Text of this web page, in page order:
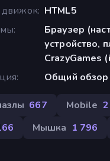
движок HTML5
Браузер
устройство,
CrazyGames
Общий обзор
667 Mobile
Мышка 1 796